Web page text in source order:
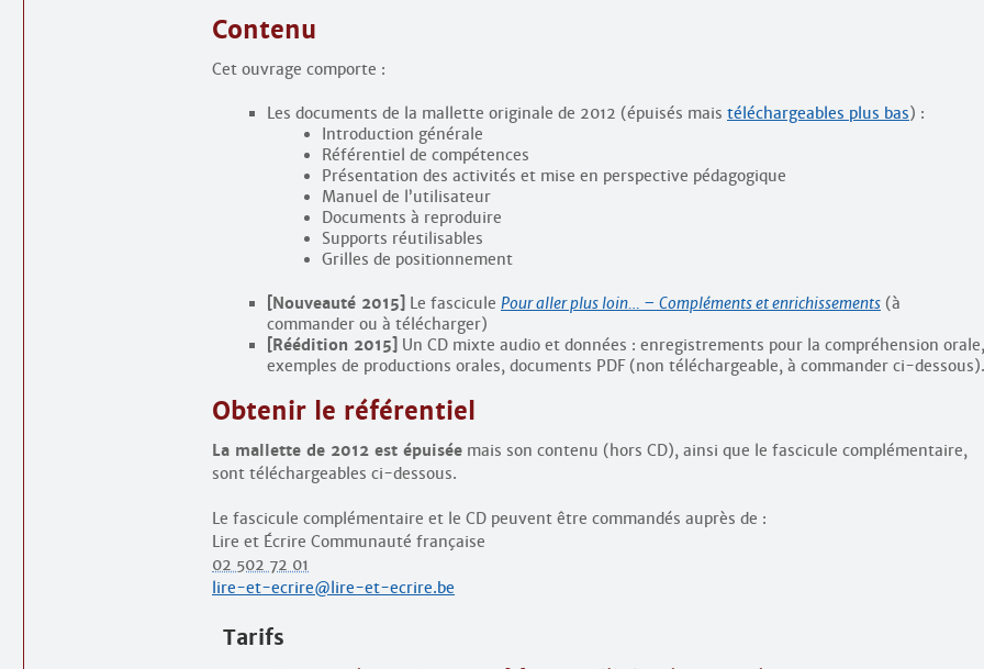
Contenu
Cet ouvrage comporte :
Les documents de la mallette originale de 2012 (épuisés mais téléchargeables plus bas) :
Introduction générale
Référentiel de compétences
Présentation des activités et mise en perspective pédagogique
Manuel de l’utilisateur
Documents à reproduire
Supports réutilisables
Grilles de positionnement
[Nouveauté 2015] Le fascicule Pour aller plus loin… – Compléments et enrichissements (à
commander ou à télécharger)
[Réédition 2015]
Un CD mixte audio et données : enregistrements pour la compréhension orale,
exemples de productions orales, documents PDF (non téléchargeable, à commander ci-dessous).
Obtenir le référentiel
La mallette de 2012 est épuisée mais son contenu (hors CD), ainsi que le fascicule complémentaire,
sont téléchargeables ci-dessous.
Le fascicule complémentaire et le CD peuvent être commandés auprès de :
Lire et Écrire Communauté française
02 502 72 01
lire-et-ecrire@lire-et-ecrire.be
Tarifs